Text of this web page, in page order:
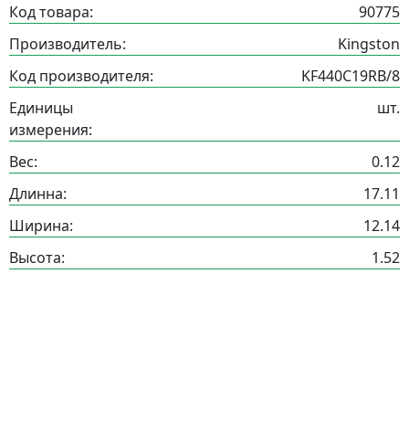
Код товара:
90775
Производитель:
Kingston
Код производителя:
KF440C19RB/8
Единицы
измерения:
шт.
Вес:
0.12
Длинна:
17.11
Ширина:
12.14
Высота:
1.52